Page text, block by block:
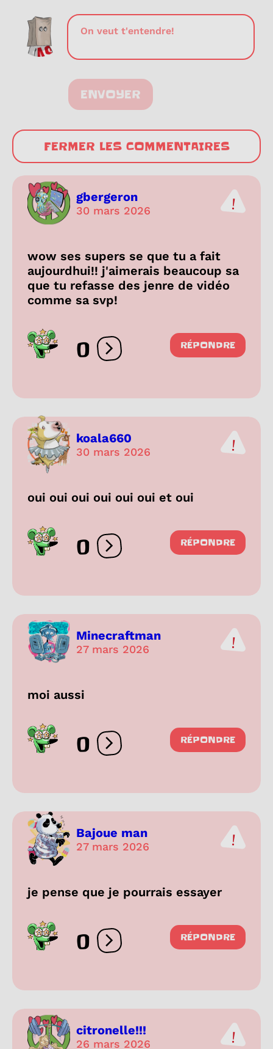
ENVOYER
FERMER LES COMMENTAIRES
gbergeron
30 mars 2026
wow ses supers se que tu a fait
aujourdhui!! j'aimerais beaucoup sa
que tu refasse des jenre de vidéo
comme sa svp!
0 Ouvrir les réactions
RÉPONDRE
koala660
30 mars 2026
oui oui oui oui oui oui et oui
0 Ouvrir les réactions
RÉPONDRE
Minecraftman
27 mars 2026
moi aussi
0 Ouvrir les réactions
RÉPONDRE
Bajoue man
27 mars 2026
je pense que je pourrais essayer
0 Ouvrir les réactions
RÉPONDRE
citronelle!!!
26 mars 2026